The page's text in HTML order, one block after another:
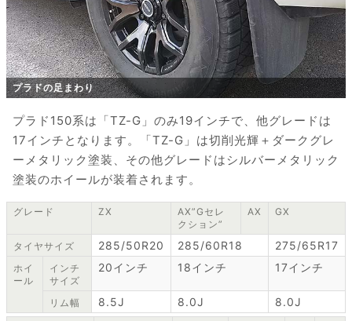
プラドの足まわり
プラド150系は「TZ-G」のみ19インチで、他グレードは
17インチとなります。「TZ-G」は切削光輝＋ダークグレ
ーメタリック塗装、その他グレードはシルバーメタリック
塗装のホイールが装着されます。
グレード ZX
AX”Gセレ
クション”
AX GX
タイヤサイズ 285/50R20 285/60R18 275/65R17
ホイ
ール
インチ
サイズ
20インチ 18インチ 17インチ
リム幅 8.5J 8.0J 8.0J